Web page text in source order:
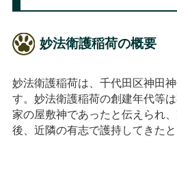
妙法衛護稲荷の概要
妙法衛護稲荷は、千代田区神田
す。妙法衛護稲荷の創建年代等
家の屋敷神であったと伝えられ
後、近隣の有志で護持してきたと